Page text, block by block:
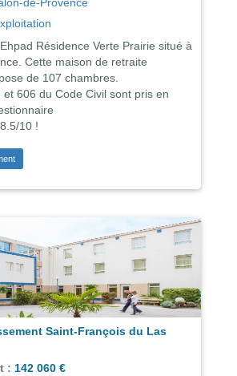
Résidence Verte Prairie situé à
Cette maison de retraite
de 107 chambres.
et 606 du Code Civil sont pris en
10 !
Saint-François du Las
: 142 060 €